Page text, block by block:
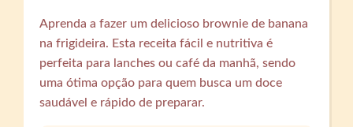
Aprenda a fazer um delicioso brownie de banana
na frigideira. Esta receita fácil e nutritiva é
perfeita para lanches ou café da manhã, sendo
uma ótima opção para quem busca um doce
saudável e rápido de preparar.